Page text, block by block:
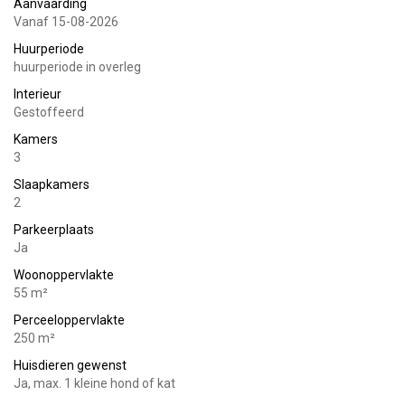
Internet is mogelijk via KPN. (Op eigen naam)
Voorbeeld 1: v.a. € 850,00
Badkamer: Toilet, Douchecabine,
Douchemeubel.
Kookplaat, Spoelgedeelte
2 Slaapkamers 1 met schuifkastenwand.
Woonkamer.
Al deze vertrekken worden verwarmd doormiddel van
centrale verwarming.
Type chalet: Enkel Chalet gestoffeerd
Woonoppervlak: 48 m²
Voorbeeld 2: v.a. € 925,00
Badkamer: Toilet, Douchecabine,
Aanvaarding
Vanaf 15-08-2026
Huurperiode
huurperiode in overleg
Interieur
Gestoffeerd
Kamers
3
Slaapkamers
2
Parkeerplaats
Ja
Woonoppervlakte
55 m²
Perceeloppervlakte
250 m²
Huisdieren gewenst
Ja, max. 1 kleine hond of kat